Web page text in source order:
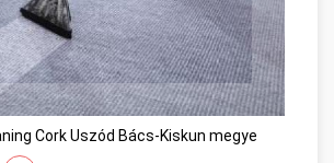
Cork Uszód Bács-Kiskun megye